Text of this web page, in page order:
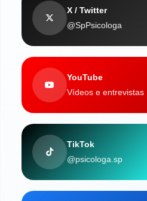
X / Twitter
@SpPsicologa
YouTube
Vídeos e entrevistas
TikTok
@psicologa.sp